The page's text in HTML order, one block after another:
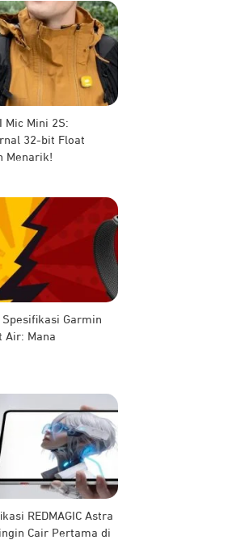
Mic Mini 2S:
32-bit Float
Menarik!
Garmin
Air: Mana
REDMAGIC Astra
Cair Pertama di